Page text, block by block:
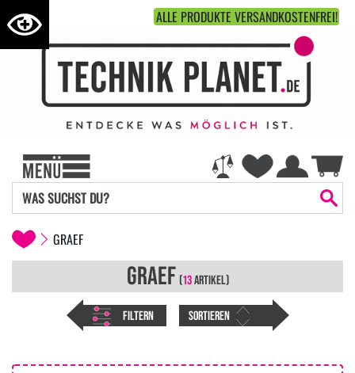
ALLE PRODUKTE VERSANDKOSTENFREI!
GRAEF
FILTERN
GRAEF (13ARTIKEL)
SORTIEREN